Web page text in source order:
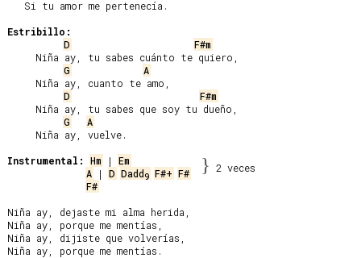
Estribillo:
D
F#m
G
A
D
F#m
G
A
Instrumental:
Hm | Em
A | D Dadd9 F#+ F# } 2 veces
F#
Niña ay, dejaste mi alma herida,
Niña ay, porque me mentías,
Niña ay, dijiste que volverías,
Niña ay, porque me mentías.